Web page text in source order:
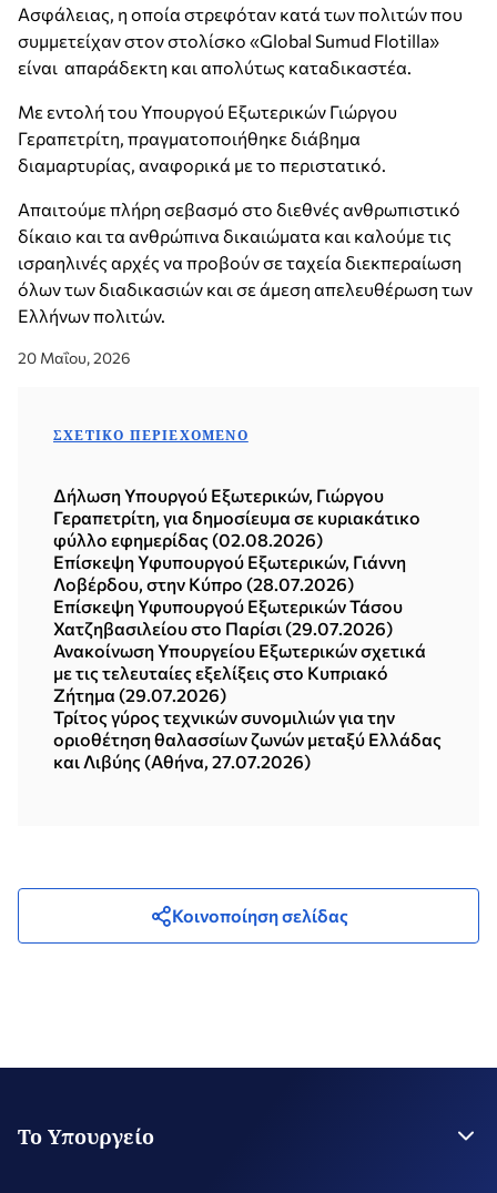
Ασφάλειας, η οποία στρεφόταν κατά των πολιτών που
συμμετείχαν στον στολίσκο «Global Sumud Flotilla»
είναι απαράδεκτη και απολύτως καταδικαστέα.
Με εντολή του Υπουργού Εξωτερικών Γιώργου
Γεραπετρίτη, πραγματοποιήθηκε διάβημα
διαμαρτυρίας, αναφορικά με το περιστατικό.
Απαιτούμε πλήρη σεβασμό στο διεθνές ανθρωπιστικό
δίκαιο και τα ανθρώπινα δικαιώματα και καλούμε τις
ισραηλινές αρχές να προβούν σε ταχεία διεκπεραίωση
όλων των διαδικασιών και σε άμεση απελευθέρωση των
Ελλήνων πολιτών.
20 Μαΐου, 2026
ΣΧΕΤΙΚΌ ΠΕΡΙΕΧΌΜΕΝΟ
Δήλωση Υπουργού Εξωτερικών, Γιώργου
Γεραπετρίτη, για δημοσίευμα σε κυριακάτικο
φύλλο εφημερίδας (02.08.2026)
Επίσκεψη Υφυπουργού Εξωτερικών, Γιάννη
Λοβέρδου, στην Κύπρο (28.07.2026)
Επίσκεψη Υφυπουργού Εξωτερικών Τάσου
Χατζηβασιλείου στο Παρίσι (29.07.2026)
Ανακοίνωση Υπουργείου Εξωτερικών σχετικά
με τις τελευταίες εξελίξεις στο Κυπριακό
Ζήτημα (29.07.2026)
Τρίτος γύρος τεχνικών συνομιλιών για την
οριοθέτηση θαλασσίων ζωνών μεταξύ Ελλάδας
και Λιβύης (Αθήνα, 27.07.2026)
Κοινοποίηση σελίδας
Το Υπουργείο